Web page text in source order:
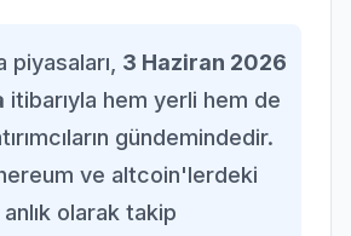
3 Haziran 2026
itibarıyla hem yerli hem de
gündemindedir.
ve altcoin'lerdeki
olarak takip